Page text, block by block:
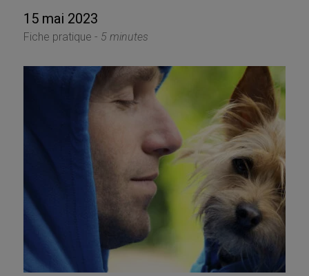
15 mai 2023
Fiche pratique - 5 minutes